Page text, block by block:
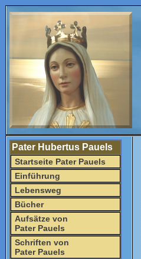
Pater Hubertus Pauels
Startseite Pater Pauels
Einführung
Lebensweg
Bücher
Aufsätze von
Pater Pauels
Schriften von
Pater Pauels